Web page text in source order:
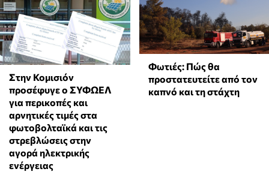
Στην Κομισιόν
προσέφυγε ο ΣΥΦΩΕΛ
για περικοπές και
αρνητικές τιμές στα
φωτοβολταϊκά και τις
στρεβλώσεις στην
αγορά ηλεκτρικής
ενέργειας
Φωτιές: Πώς θα
προστατευτείτε από τον
καπνό και τη στάχτη